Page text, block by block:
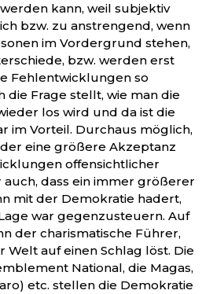
kann, weil subjektiv
bzw. zu anstrengend, wenn
im Vordergrund stehen,
bzw. werden erst
Fehlentwicklungen so
die Frage stellt, wie man die
los wird und da ist die
im Vorteil. Durchaus möglich,
eine größere Akzeptanz
offensichtlicher
dass ein immer größerer
mit der Demokratie hadert,
war gegenzusteuern. Auf
der charismatische Führer,
auf einen Schlag löst. Die
National, die Magas,
etc. stellen die Demokratie